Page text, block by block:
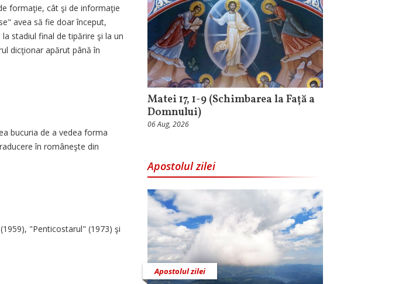
formaţie, cât şi de informaţie
avea să fie doar început,
stadiul final de tipărire şi la un
dicţionar apărut până în
bucuria de a vedea forma
în româneşte din
"Penticostarul" (1973) şi
Matei 17, 1-9 (Schimbarea la Față a
Domnului)
06 Aug, 2026
Apostolul zilei
Apostolul zilei